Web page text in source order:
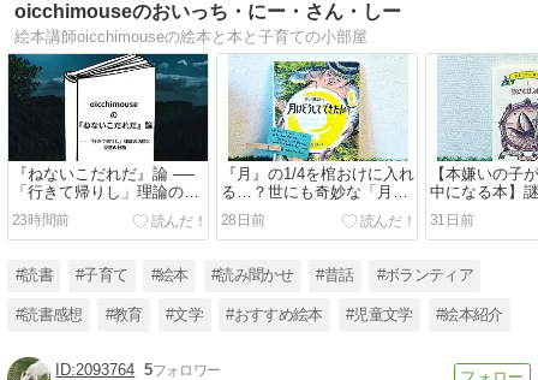
oicchimouseのおいっち・にー・さん・しー
絵本講師oicchimouseの絵本と本と子育ての小部屋
『ねないこだれだ』論 ──
「行きて帰りし」理論の逸
脱と受容の分断
23時間前
『月』の1/4を棺おけに入れ
る…？世にも奇妙な「月」
の由来話『月はどうしてで
きたか』
28日前
【本嫌いの子
中になる本】
黒ねことの旅
ゴロウシリー
31日前
#読書 #子育て #絵本 #読み聞かせ #昔話 #ボランティア
#読書感想 #教育 #文学 #おすすめ絵本 #児童文学 #絵本紹介
2093764 5